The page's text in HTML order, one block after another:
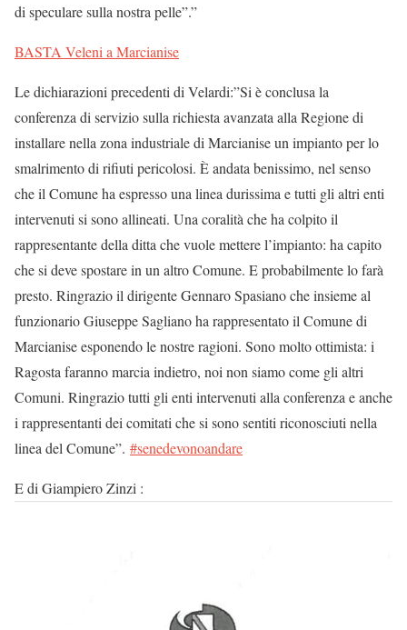
di speculare sulla nostra pelle”.”
BASTA Veleni a Marcianise
Le dichiarazioni precedenti di Velardi:”Si è conclusa la
conferenza di servizio sulla richiesta avanzata alla Regione di
installare nella zona industriale di Marcianise un impianto per lo
smalrimento di rifiuti pericolosi. È andata benissimo, nel senso
che il Comune ha espresso una linea durissima e tutti gli altri enti
intervenuti si sono allineati. Una coralità che ha colpito il
rappresentante della ditta che vuole mettere l’impianto: ha capito
che si deve spostare in un altro Comune. E probabilmente lo farà
presto. Ringrazio il dirigente Gennaro Spasiano che insieme al
funzionario Giuseppe Sagliano ha rappresentato il Comune di
Marcianise esponendo le nostre ragioni. Sono molto ottimista: i
Ragosta faranno marcia indietro, noi non siamo come gli altri
Comuni. Ringrazio tutti gli enti intervenuti alla conferenza e anche
i rappresentanti dei comitati che si sono sentiti riconosciuti nella
linea del Comune”. #senedevonoandare
E di Giampiero Zinzi :